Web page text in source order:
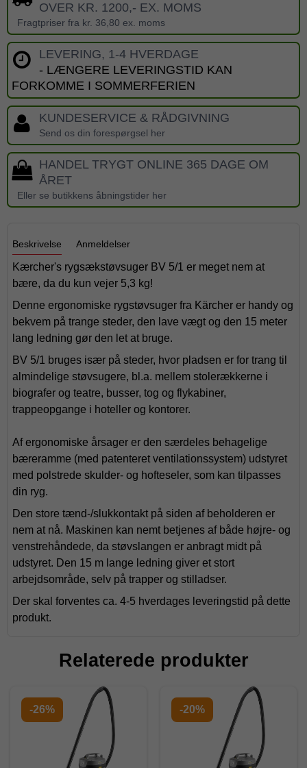
OVER KR. 1200,- EX. MOMS
Fragtpriser fra kr. 36,80 ex. moms
LEVERING, 1-4 HVERDAGE
- LÆNGERE LEVERINGSTID KAN
FORKOMME I SOMMERFERIEN
KUNDESERVICE & RÅDGIVNING
Send os din forespørgsel her
HANDEL TRYGT ONLINE 365 DAGE OM
ÅRET
Eller se butikkens åbningstider her
Beskrivelse Anmeldelser
Kærcher's rygsækstøvsuger BV 5/1 er meget nem at
bære, da du kun vejer 5,3 kg!
Denne ergonomiske rygstøvsuger fra Kärcher er handy og
bekvem på trange steder, den lave vægt og den 15 meter
lang ledning gør den let at bruge.
BV 5/1 bruges især på steder, hvor pladsen er for trang til
almindelige støvsugere, bl.a. mellem stolerækkerne i
biografer og teatre, busser, tog og flykabiner,
trappeopgange i hoteller og kontorer.
Af ergonomiske årsager er den særdeles behagelige
bæreramme (med patenteret ventilationssystem) udstyret
med polstrede skulder- og hofteseler, som kan tilpasses
din ryg.
Den store tænd-/slukkontakt på siden af beholderen er
nem at nå. Maskinen kan nemt betjenes af både højre- og
venstrehåndede, da støvslangen er anbragt midt på
udstyret. Den 15 m lange ledning giver et stort
arbejdsområde, selv på trapper og stilladser.
Der skal forventes ca. 4-5 hverdages leveringstid på dette
produkt.
Relaterede produkter
-26% -20%